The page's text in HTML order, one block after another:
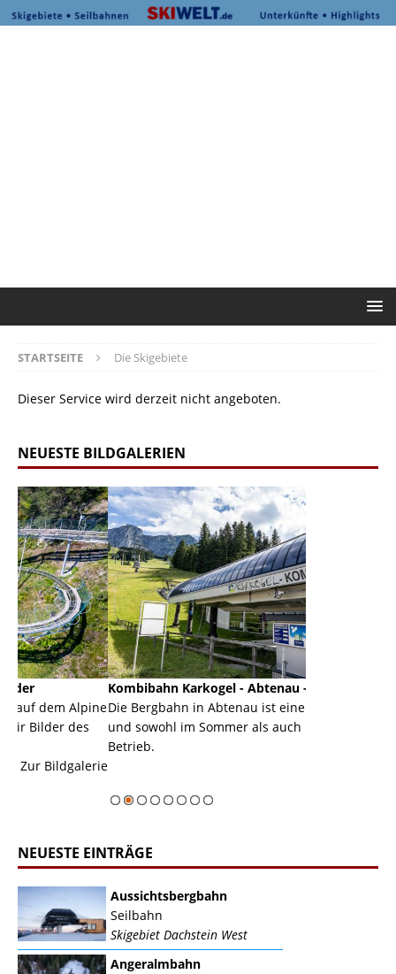
STARTSEITE Die Skigebiete
Dieser Service wird derzeit nicht angeboten.
NEUESTE BILDGALERIEN
Kombibahn Karkogel - Abtenau - Salzburg
Die Bergbahn in Abtenau ist eine Kombibahn
und sowohl im Sommer als auch im Winter in
NEUESTE EINTRÄGE
Aussichtsbergbahn
Seilbahn
Skigebiet Dachstein West
Angeralmbahn